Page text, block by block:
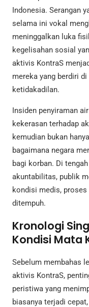
Indonesia. Serangan
selama ini vokal
meninggalkan luka
kegelisahan sosial
aktivis KontraS
mereka yang berdiri
ketidakadilan.
Insiden penyiraman
kekerasan terhadap
kemudian bukan
bagaimana negara
bagi korban. Di
akuntabilitas, publik
kondisi medis, proses
ditempuh.
Kronologi
Kondisi Mata
Sebelum membahas
aktivis KontraS,
peristiwa yang
biasanya terjadi